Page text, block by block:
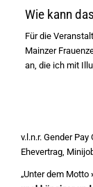
Wie kann
Für die
Mainzer
an, die ich mit
v.l.n.r. Gender
Ehevertrag,
„Unter dem Motto